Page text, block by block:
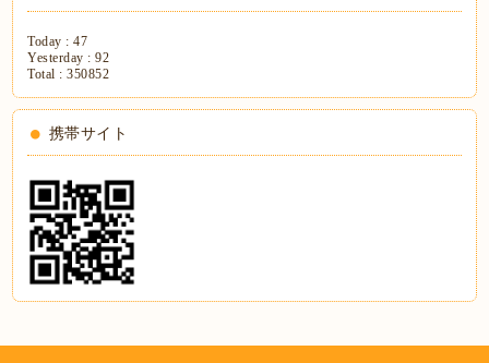
Today :47
Yesterday :92
Total :350852
携帯サイト